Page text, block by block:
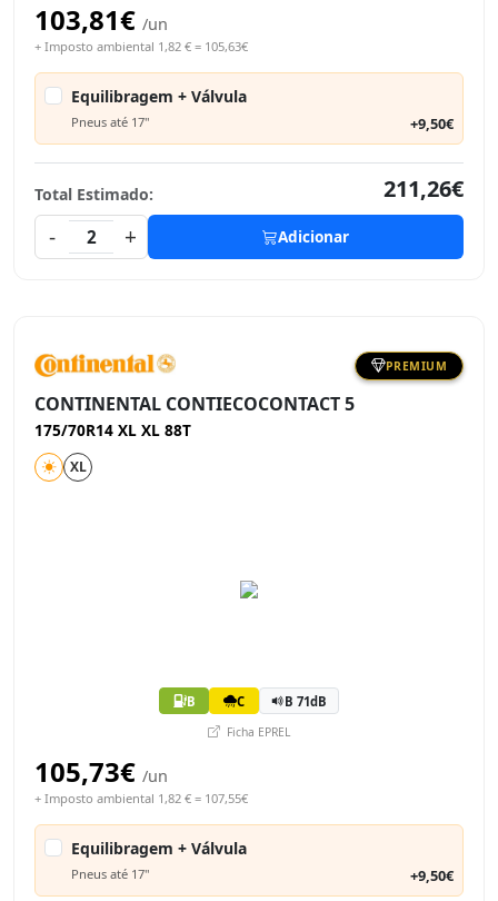
103,81€ /un
+ Imposto ambiental 1,82 € = 105,63€
Equilibragem + Válvula
Pneus até 17" +9,50€
Total Estimado:
211,26€
-
2 + Adicionar
PREMIUM
CONTINENTAL CONTIECOCONTACT 5
175/70R14 XL XL 88T
XL
B C B 71dB
Ficha EPREL
105,73€ /un
+ Imposto ambiental 1,82 € = 107,55€
Equilibragem + Válvula
Pneus até 17" +9,50€